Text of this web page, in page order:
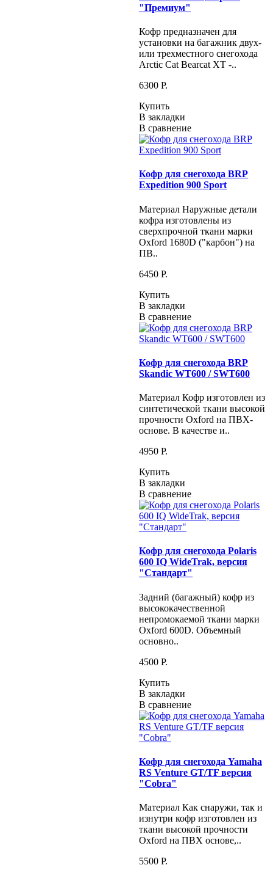
"Премиум"
Кофр предназначен для
установки на багажник двух-
или трехместного снегохода
Arctic Cat Bearcat XT -..
6300 P.
Купить
В закладки
В сравнение
Кофр для снегохода BRP
Expedition 900 Sport
Материал Наружные детали
кофра изготовлены из
сверхпрочной ткани марки
Oxford 1680D ("карбон") на
ПВ..
6450 P.
Купить
В закладки
В сравнение
Кофр для снегохода BRP
Skandic WT600 / SWT600
Материал Кофр изготовлен из
синтетической ткани высокой
прочности Oxford на ПВХ-
основе. В качестве и..
4950 P.
Купить
В закладки
В сравнение
Кофр для снегохода Polaris
600 IQ WideTrak, версия
"Стандарт"
Задний (багажный) кофр из
высококачественной
непромокаемой ткани марки
Oxford 600D. Объемный
основно..
4500 P.
Купить
В закладки
В сравнение
Кофр для снегохода Yamaha
RS Venture GT/TF версия
"Cobra"
Материал Как снаружи, так и
изнутри кофр изготовлен из
ткани высокой прочности
Oxford на ПВХ основе,..
5500 P.